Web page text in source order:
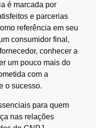
é marcada por
e parcerias
referência em seu
consumidor final,
conhecer a
um pouco mais do
com a
o sucesso.
para quem
nas relações